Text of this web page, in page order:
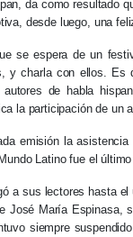
da como resultado
desde luego, una
se espera de un
y charla con ellos. Es
de habla
la participación de un
emisión la
Latino fue el
a sus lectores hasta
José María Espinasa,
siempre